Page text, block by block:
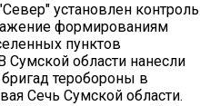
установлен контроль
формированиям
пунктов
Сумской области нанесли
теробороны в
Сечь Сумской области.